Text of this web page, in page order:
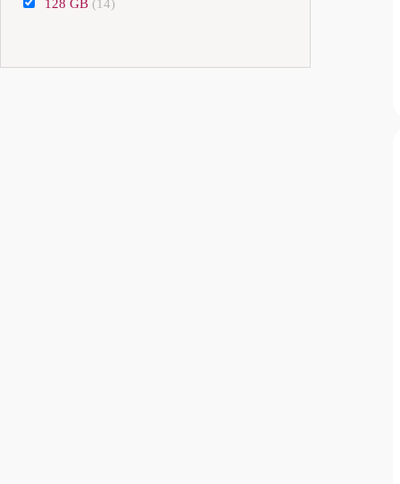
128 GB (14)